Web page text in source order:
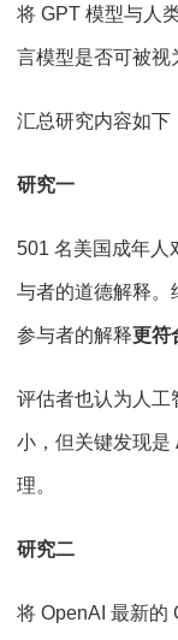
将 GPT 模型与人
言模型是否可被视
汇总研究内容如下
研究一
501 名美国成年人
与者的道德解释。
参与者的解释更符
评估者也认为人工
小，但关键发现是
理。
研究二
将 OpenAI 最新的